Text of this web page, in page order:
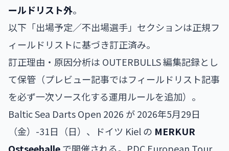
ールドリスト外。
以下「出場予定／不出場選手」セクションは正規フ
ィールドリストに基づき訂正済み。
訂正理由・原因分析は OUTERBULLS 編集記録とし
て保管（プレビュー記事ではフィールドリスト記事
を必ず一次ソース化する運用ルールを追加）。
Baltic Sea Darts Open 2026 が 2026年5月29日
（金）-31日（日）、ドイツ Kiel の MERKUR